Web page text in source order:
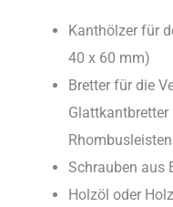
Kanthölzer für
40 x 60 mm)
Bretter für die
Schrauben aus
Holzöl oder